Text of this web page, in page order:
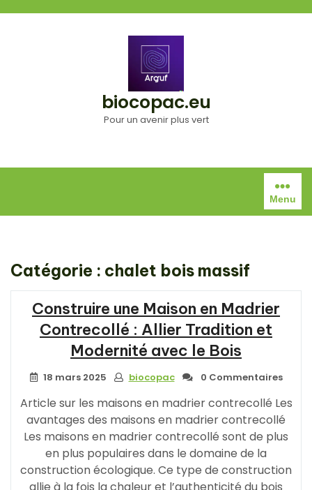
biocopac.eu
Pour un avenir plus vert
Menu
Catégorie : chalet bois massif
Construire une Maison en Madrier
Contrecollé : Allier Tradition et
Modernité avec le Bois
18 mars 2025 biocopac 0 Commentaires
Article sur les maisons en madrier contrecollé Les
avantages des maisons en madrier contrecollé
Les maisons en madrier contrecollé sont de plus
en plus populaires dans le domaine de la
construction écologique. Ce type de construction